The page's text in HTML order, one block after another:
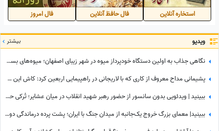
استخاره آنلاین فال حافظ آنلاین فال امروز
ویدیو بیشتر
نگاهی جذاب به اولین دستگاه خودپرداز میوه در شهر زیبای اصفهان؛ میوه‌های بسته بندی شده و خوش‌رنگ فقط با یه کارت کشیدن به دستتون میرسه+ویدیو/ عجب تکنولوژی باحالی😍
پشیمانی مداح معروف از کاری که با لاریجانی در راهپیمایی اربعین کرد: کاش این کار را نمی‌کردم
ببینید | ویدئویی بدون سانسور از حضور رهبر شهید انقلاب در میان عشایر؛ تُرکی حرف زدن آقا را دیده بودید؟
ببینید| معمای بزرگ خروج یک‌جانبه از میدان جنگ با ایران؛ پشت پرده درماندگی دولتمردان آمریکایی!